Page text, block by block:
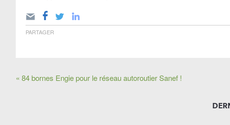
PARTAGER
« 84 bornes Engie pour le réseau autoroutier Sanef !